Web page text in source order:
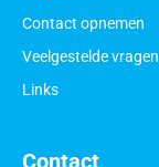
Contact
Contact opnemen
Veelgestelde vragen
Links